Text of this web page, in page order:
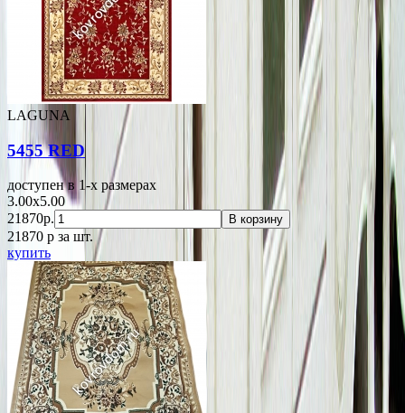
LAGUNA
5455 RED
доступен в 1-x размерах
3.00x5.00
21870р.
В корзину
21870 p за шт.
купить